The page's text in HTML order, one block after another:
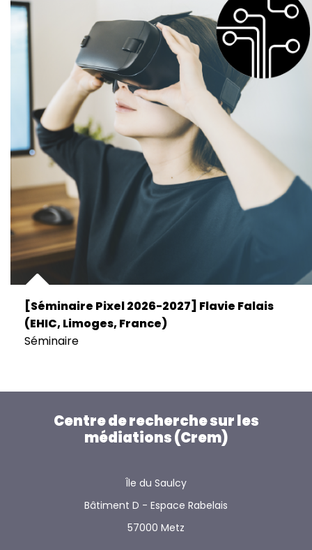
[Séminaire Pixel 2026-2027] Flavie Falais
(EHIC, Limoges, France)
Séminaire
Centre de recherche sur les
médiations (Crem)
Île du Saulcy
Bâtiment D - Espace Rabelais
57000 Metz